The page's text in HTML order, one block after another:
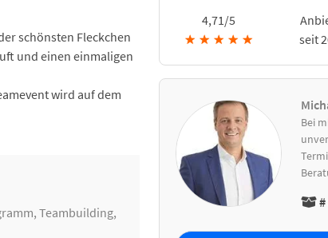
schönsten Fleckchen
und einen einmaligen
wird auf dem
Teambuilding,
4,71/5
★ ★ ★ ★ ★
seit
Bei